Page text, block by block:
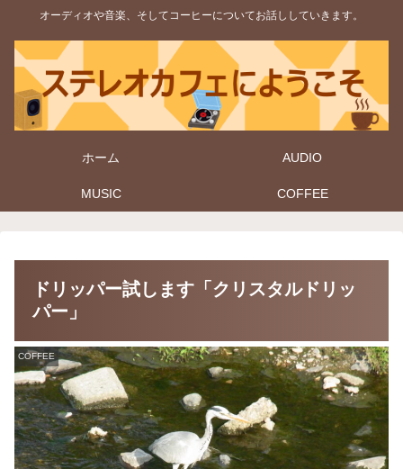
オーディオや音楽、そしてコーヒーについてお話ししていきます。
ホーム AUDIO
MUSIC COFFEE
ドリッパー試します「クリスタルドリッ
パー」
COFFEE